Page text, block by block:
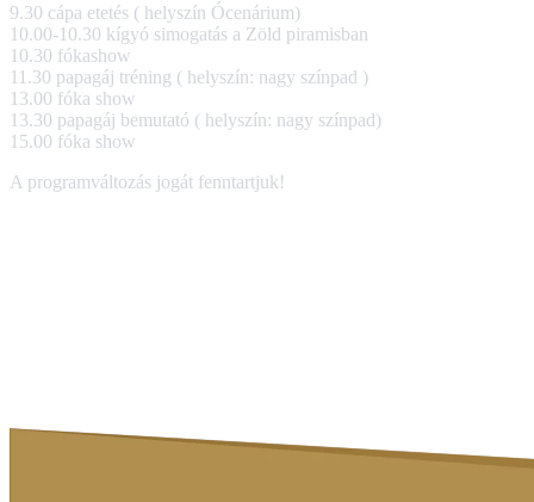
9.30 cápa etetés ( helyszín Ócenárium)
10.00-10.30 kígyó simogatás a Zöld piramisban
10.30 fókashow
11.30 papagáj tréning ( helyszín: nagy színpad )
13.00 fóka show
13.30 papagáj bemutató ( helyszín: nagy színpad)
15.00 fóka show
A programváltozás jogát fenntartjuk!